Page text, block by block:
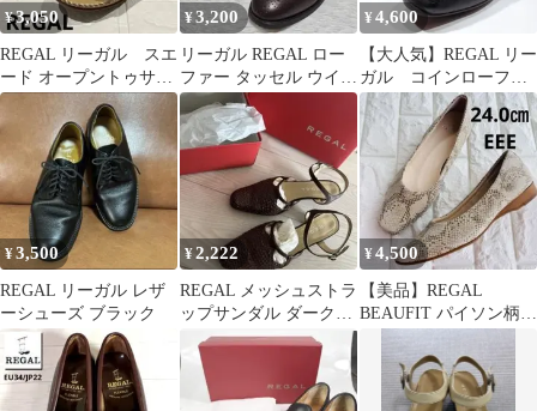
¥3,050
REGAL リーガル スエ
ード オープントゥサン
ダル 23cm
¥3,200
リーガル REGAL ロー
ファー タッセル ウイン
グチップ ブラウン 24.5
¥4,600
【大人気】REGAL リー
ガル コインローファ
ー ゴアテックス
黒 ビジネス
¥3,500
REGAL リーガル レザ
ーシューズ ブラック
¥2,222
REGAL メッシュストラ
ップサンダル ダークブ
ラウン
¥4,500
【美品】REGAL
BEAUFIT パイソン柄
スクエアトゥ パンプス